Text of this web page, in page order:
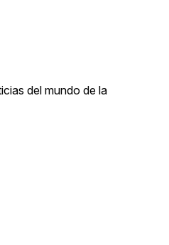
del mundo de la